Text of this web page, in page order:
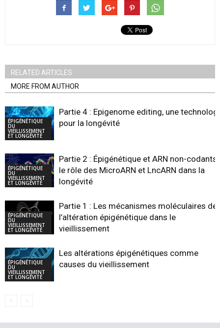
RELATED ARTICLES
MORE FROM AUTHOR
ÉPIGÉNÉTIQUE
DU
VIEILLISSEMENT
ET LONGÉVITÉ
Partie 4 : Epigenome editing, une
pour la longévité
ÉPIGÉNÉTIQUE
DU
VIEILLISSEMENT
ET LONGÉVITÉ
Partie 2 : Épigénétique et ARN non-codants
le rôle des MicroARN et LncARN dans la
longévité
ÉPIGÉNÉTIQUE
DU
VIEILLISSEMENT
ET LONGÉVITÉ
Partie 1 : Les mécanismes moléculaires de
l’altération épigénétique dans le
vieillissement
ÉPIGÉNÉTIQUE
DU
VIEILLISSEMENT
ET LONGÉVITÉ
Les altérations épigénétiques comme
causes du vieillissement